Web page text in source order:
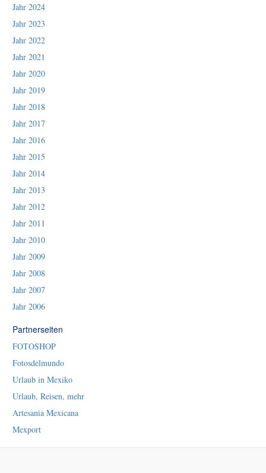
Jahr 2024
Jahr 2023
Jahr 2022
Jahr 2021
Jahr 2020
Jahr 2019
Jahr 2018
Jahr 2017
Jahr 2016
Jahr 2015
Jahr 2014
Jahr 2013
Jahr 2012
Jahr 2011
Jahr 2010
Jahr 2009
Jahr 2008
Jahr 2007
Jahr 2006
Partnerseiten
FOTOSHOP
Fotosdelmundo
Urlaub in Mexiko
Urlaub, Reisen, mehr
Artesania Mexicana
Mexport